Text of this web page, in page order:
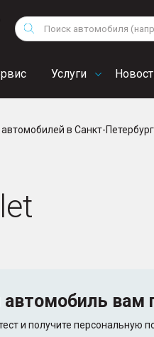
Поиск
Услуги
в Санкт-
автомобиль вам
и получите персональную